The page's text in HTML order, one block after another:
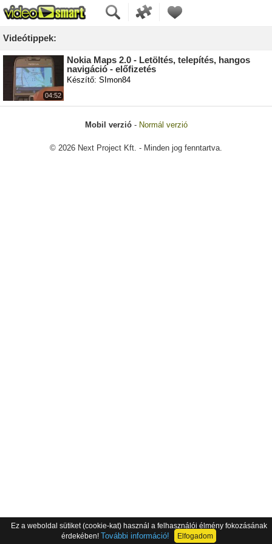
Videótippek:
04:52
Nokia Maps 2.0 - Letöltés, telepítés, hangos
navigáció - előfizetés
Készítő: SImon84
Mobil verzió- Normál verzió
© 2026 Next Project Kft. - Minden jog fenntartva.
Ez a weboldal sütiket (cookie-kat) használ a felhasználói élmény fokozásának
érdekében! További információ! Elfogadom